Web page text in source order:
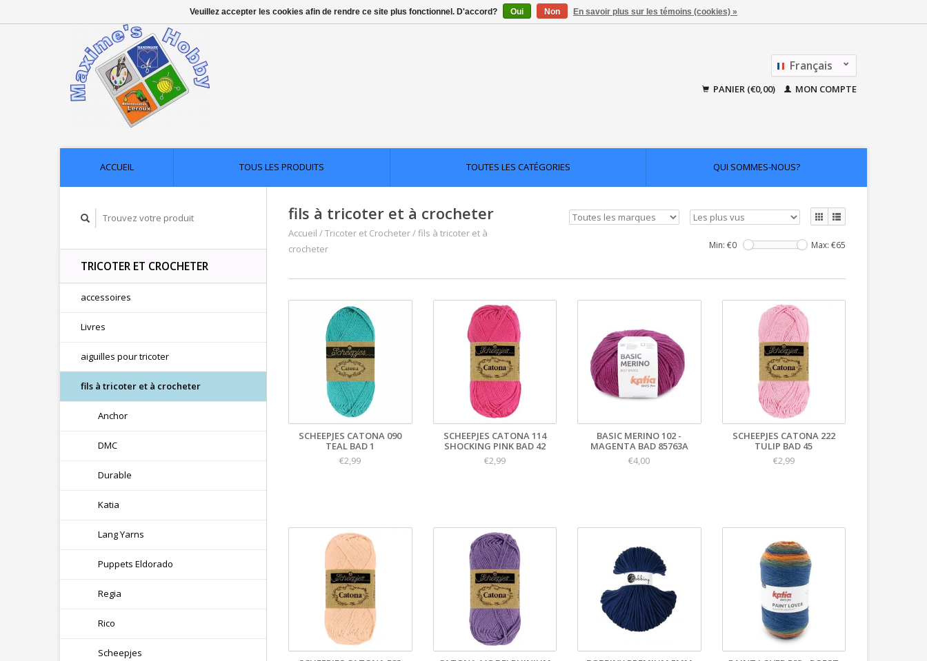
Français
Nederlands
PANIER (€0,00) MON COMPTE
ACCUEIL TOUS LES PRODUITS TOUTES LES CATÉGORIES QUI SOMMES-NOUS?
TRICOTER ET CROCHETER
accessoires
Livres
aiguilles pour tricoter
fils à tricoter et à crocheter
Anchor
DMC
Durable
Katia
Lang Yarns
Puppets Eldorado
Regia
Rico
Scheepjes
fils à tricoter et à crocheter
Accueil /Tricoter et Crocheter/fils à tricoter et à
crocheter
Min: €0 Max: €65
SCHEEPJES CATONA 090
TEAL BAD 1
€2,99
SCHEEPJES CATONA 114
SHOCKING PINK BAD 42
€2,99
BASIC MERINO 102 -
MAGENTA BAD 85763A
€4,00
SCHEEPJES CATONA 222
TULIP BAD 45
€2,99
Veuillez accepter les cookies afin de rendre ce site plus fonctionnel. D'accord? Oui Non En savoir plus sur les témoins (cookies) »